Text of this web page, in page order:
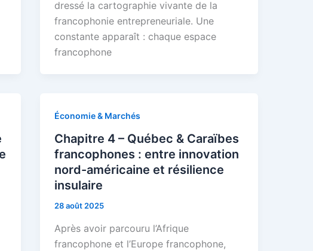
dressé la cartographie vivante de la
francophonie entrepreneuriale. Une
constante apparaît : chaque espace
francophone
Économie & Marchés
Chapitre 4 – Québec & Caraïbes
francophones : entre innovation
nord-américaine et résilience
insulaire
28 août 2025
Après avoir parcouru l’Afrique
francophone et l’Europe francophone,